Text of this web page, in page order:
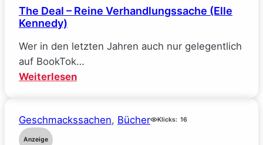
The Deal – Reine Verhandlungssache (Elle
Kennedy)
Wer in den letzten Jahren auch nur gelegentlich
auf BookTok…
Weiterlesen:
–
Geschmackssachen, Bücher Klicks: 16
Anzeige